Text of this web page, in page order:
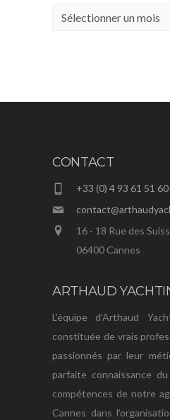
Archives
CONTACT
+33 (0) 4 93 61 51 60
16 - 18 Rue des
06400 Cannes
ARTHAUD
L'équipe d'Arthaud
constituée de vrais
passionnés par leur
parfaite connaissance
compétences de notre
Cannes dans